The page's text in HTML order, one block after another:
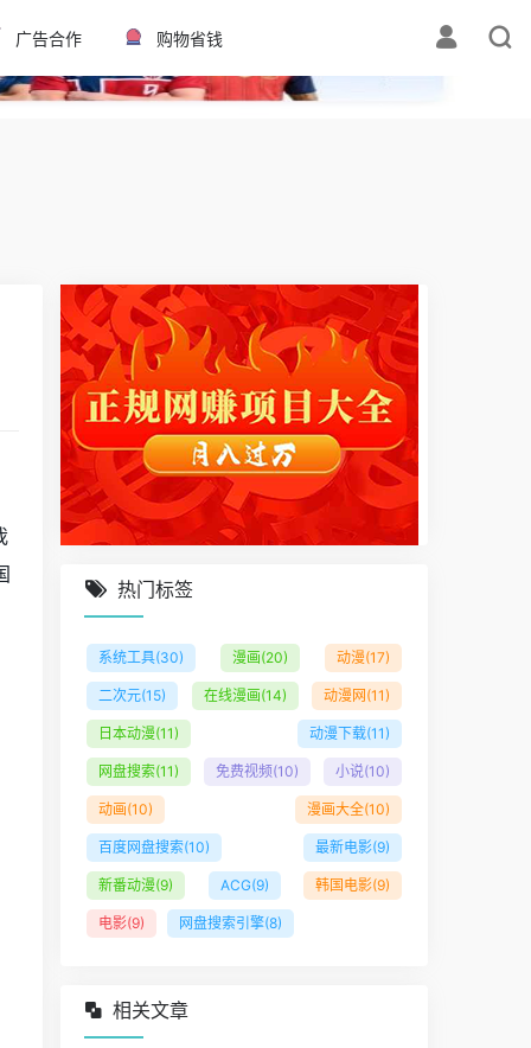
✕
广告合作 购物省钱
热门标签
系统工具(30) 漫画(20) 动漫(17)
二次元(15) 在线漫画(14) 动漫网 (11)
日本动漫(11) 动漫下载(11)
网盘搜索(11) 免费视频(10) 小说(10)
动画(10) 漫画大全(10)
百度网盘搜索(10) 最新电影(9)
新番动漫(9) ACG(9) 韩国电影(9)
电影(9) 网盘搜索引擎(8)
相关文章